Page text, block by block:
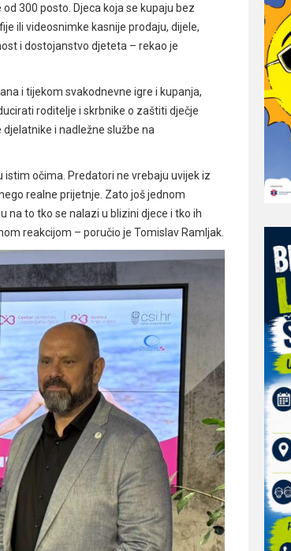
300 posto. Djeca koja se kupaju bez
ili videosnimke kasnije prodaju, dijele,
i dostojanstvo djeteta – rekao je
i tijekom svakodnevne igre i kupanja,
roditelje i skrbnike o zaštiti dječje
i nadležne službe na
očima. Predatori ne vrebaju uvijek iz
realne prijetnje. Zato još jednom
na to tko se nalazi u blizini djece i tko ih
reakcijom – poručio je Tomislav Ramljak.